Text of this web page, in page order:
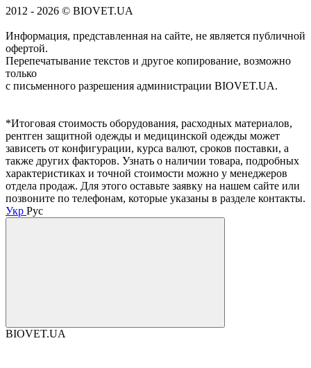
2012 - 2026 © BIOVET.UA
Информация, представленная на сайте, не является публичной
офертой.
Перепечатывание текстов и другое копирование, возможно
только
с письменного разрешения администрации BIOVET.UA.
*Итоговая стоимость оборудования, расходных материалов,
рентген защитной одежды и медицинской одежды может
зависеть от конфигурации, курса валют, сроков поставки, а
также других факторов. Узнать о наличии товара, подробных
характеристиках и точной стоимости можно у менеджеров
отдела продаж. Для этого оставьте заявку на нашем сайте или
позвоните по телефонам, которые указаны в разделе контакты.
Укр Рус
BIOVET.UA